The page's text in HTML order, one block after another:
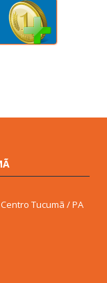
Tucumã / PA